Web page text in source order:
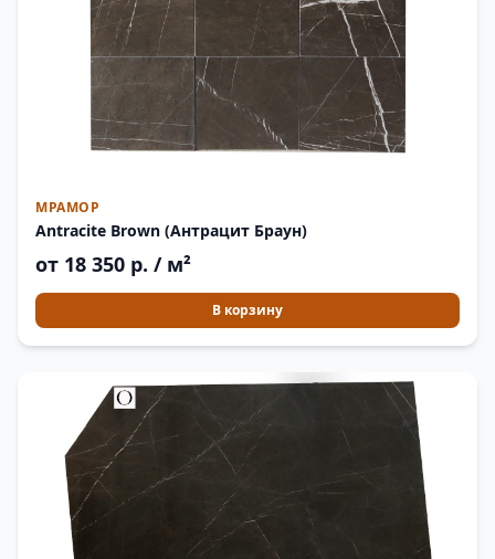
МРАМОР
Antracite Brown (Антрацит Браун)
от 18 350 р. / м²
В корзину